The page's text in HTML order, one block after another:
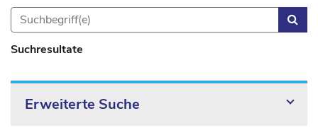
Suchresultate
Erweiterte Suche